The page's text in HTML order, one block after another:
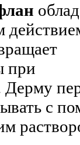
при
Дерму
с